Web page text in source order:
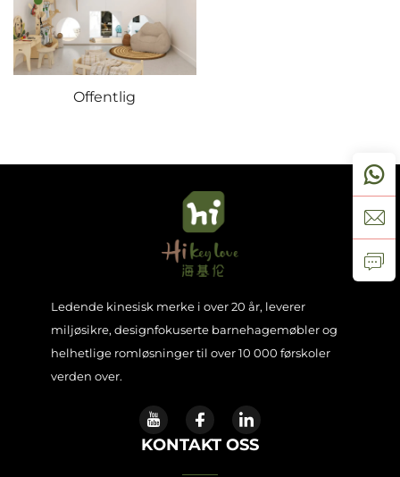
Tilfeller
Last Ned
Offentlig
Ledende kinesisk merke i over 20 år, leverer
miljøsikre, designfokuserte barnehagemøbler og
helhetlige romløsninger til over 10 000 førskoler
verden over.
KONTAKT OSS